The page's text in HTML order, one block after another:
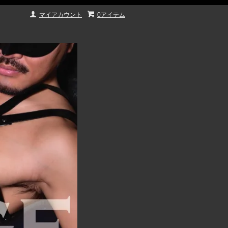
0アイテム
マイアカウント